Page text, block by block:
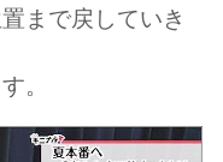
まで戻していき
。